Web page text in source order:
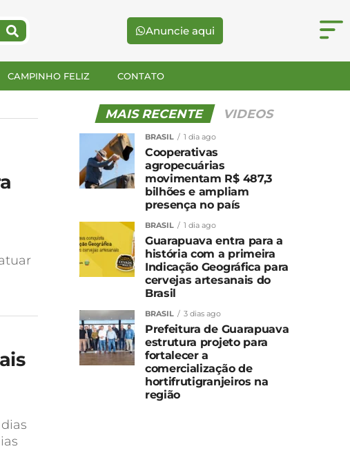
Anuncie aqui
CAMPINHO FELIZ CONTATO
MAIS RECENTE VIDEOS
BRASIL 1 dia ago
Cooperativas
agropecuárias
movimentam R$ 487,3
bilhões e ampliam
presença no país
BRASIL 1 dia ago
Guarapuava entra para a
história com a primeira
Indicação Geográfica para
cervejas artesanais do
Brasil
BRASIL 3 dias ago
Prefeitura de Guarapuava
estrutura projeto para
fortalecer a
comercialização de
hortifrutigranjeiros na
região